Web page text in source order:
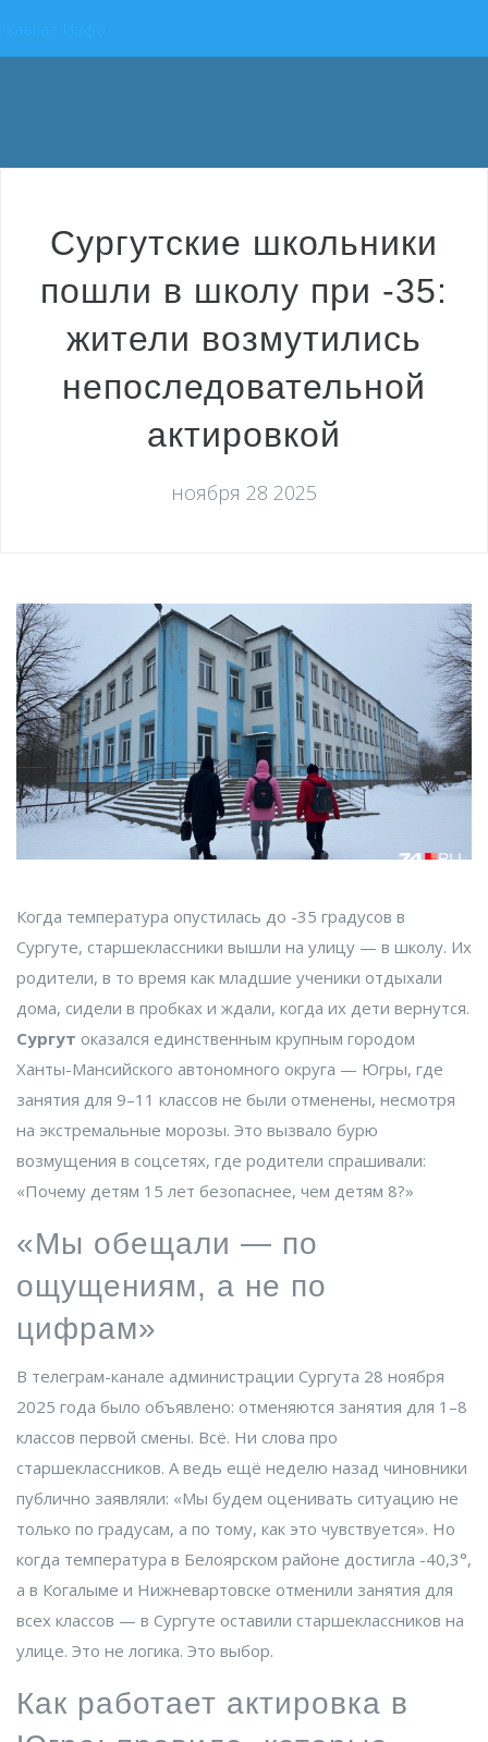
Сургутские школьники
пошли в школу при -35:
жители возмутились
непоследовательной
актировкой
ноября 28 2025
Когда температура опустилась до -35 градусов в
Сургуте, старшеклассники вышли на улицу — в школу. Их
родители, в то время как младшие ученики отдыхали
дома, сидели в пробках и ждали, когда их дети вернутся.
Сургут оказался единственным крупным городом
Ханты-Мансийского автономного округа — Югры, где
занятия для 9–11 классов не были отменены, несмотря
на экстремальные морозы. Это вызвало бурю
возмущения в соцсетях, где родители спрашивали:
«Почему детям 15 лет безопаснее, чем детям 8?»
«Мы обещали — по
ощущениям, а не по
цифрам»
В телеграм-канале администрации Сургута 28 ноября
2025 года было объявлено: отменяются занятия для 1–8
классов первой смены. Всё. Ни слова про
старшеклассников. А ведь ещё неделю назад чиновники
публично заявляли: «Мы будем оценивать ситуацию не
только по градусам, а по тому, как это чувствуется». Но
когда температура в Белоярском районе достигла -40,3°,
а в Когалыме и Нижневартовске отменили занятия для
всех классов — в Сургуте оставили старшеклассников на
улице. Это не логика. Это выбор.
Как работает актировка в